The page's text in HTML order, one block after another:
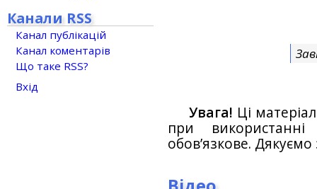
Увага! Ці
при
обов’язкове.
Канали RSS
Канал публікацій
Канал коментарів
Що таке RSS?
Вхід